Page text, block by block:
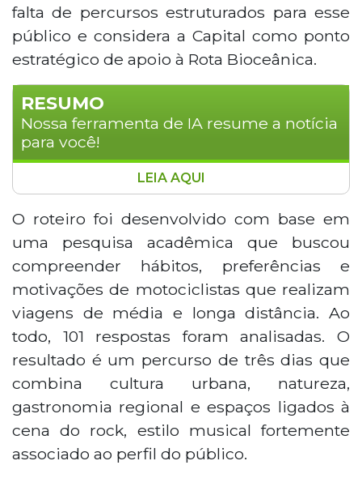
falta de percursos estruturados para esse
público e considera a Capital como ponto
estratégico de apoio à Rota Bioceânica.
RESUMO
Nossa ferramenta de IA resume a notícia
para você!
Um estudante de Turismo de Campo
Grande desenvolveu um roteiro
específico para mototuristas que visitam
a capital sul-mato-grossense. Francisco
José Moreira Filho, de 25 anos, baseou o
projeto em uma pesquisa com mais de
100 motociclistas, criando um percurso de
três dias que combina cultura urbana,
natureza e gastronomia. O roteiro inclui
visitas ao Bioparque Pantanal, Parque das
Nações Indígenas e bares de rock, além
de passeios pela Estrada Parque de
Piraputanga e Rochedinho. A iniciativa
considera Campo Grande como ponto
estratégico de apoio à Rota Bioceânica,
LEIA AQUI
O roteiro foi desenvolvido com base em
uma pesquisa acadêmica que buscou
compreender hábitos, preferências e
motivações de motociclistas que realizam
viagens de média e longa distância. Ao
todo, 101 respostas foram analisadas. O
resultado é um percurso de três dias que
combina cultura urbana, natureza,
gastronomia regional e espaços ligados à
cena do rock, estilo musical fortemente
associado ao perfil do público.